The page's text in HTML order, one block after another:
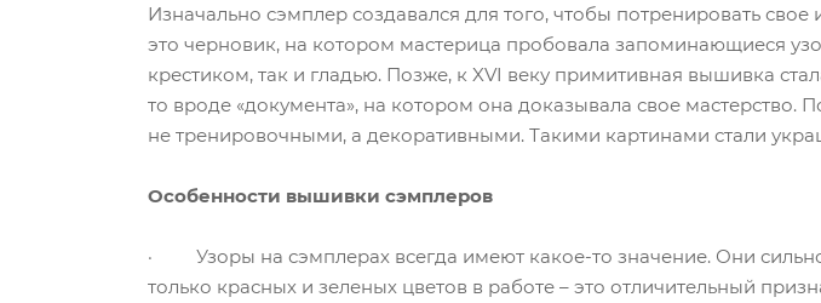
Изначально сэмплер создавался для того, чтобы потренировать
это черновик, на котором мастерица пробовала запоминающиеся
крестиком, так и гладью. Позже, к XVI веку примитивная вышивка
то вроде «документа», на котором она доказывала свое
не тренировочными, а декоративными. Такими картинами стали
Особенности вышивки сэмплеров
· Узоры на сэмплерах всегда имеют какое-то значение. Они
только красных и зеленых цветов в работе – это отличительный